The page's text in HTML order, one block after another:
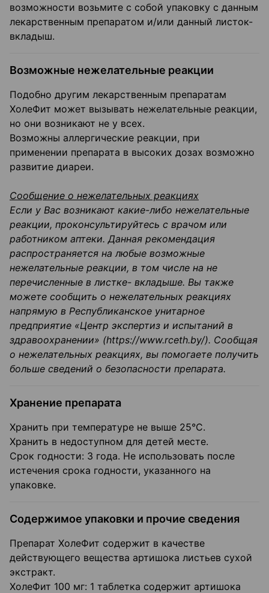
возможности возьмите с собой упаковку с данным
лекарственным препаратом и/или данный листок-
вкладыш.
Возможные нежелательные реакции
Подобно другим лекарственным препаратам
ХолеФит может вызывать нежелательные реакции,
но они возникают не у всех.
Возможны аллергические реакции, при
применении препарата в высоких дозах возможно
развитие диареи.
Сообщение о нежелательных реакциях
Если у Вас возникают какие-либо нежелательные
реакции, проконсультируйтесь с врачом или
работником аптеки. Данная рекомендация
распространяется на любые возможные
нежелательные реакции, в том числе на не
перечисленные в листке- вкладыше. Вы также
можете сообщить о нежелательных реакциях
напрямую в Республиканское унитарное
предприятие «Центр экспертиз и испытаний в
здравоохранении» (https://www.rceth.by/). Сообщая
о нежелательных реакциях, вы помогаете получить
больше сведений о безопасности препарата.
Хранение препарата
Хранить при температуре не выше 25°C.
Хранить в недоступном для детей месте.
Срок годности: 3 года. Не использовать после
истечения срока годности, указанного на
упаковке.
Содержимое упаковки и прочие сведения
Препарат ХолеФит содержит в качестве
действующего вещества артишока листьев сухой
экстракт.
ХолеФит 100 мг: 1 таблетка содержит артишока